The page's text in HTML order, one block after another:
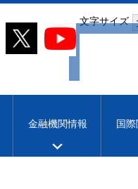
文字サイズ
Machine
金融機関情報 国